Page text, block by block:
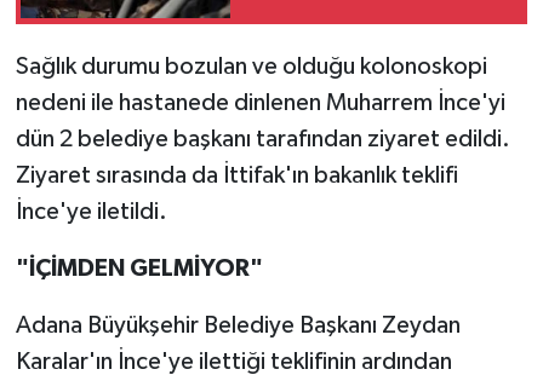
Sağlık durumu bozulan ve olduğu kolonoskopi
nedeni ile hastanede dinlenen Muharrem İnce'yi
dün 2 belediye başkanı tarafından ziyaret edildi.
Ziyaret sırasında da İttifak'ın bakanlık teklifi
İnce'ye iletildi.
"İÇİMDEN GELMİYOR"
Adana Büyükşehir Belediye Başkanı Zeydan
Karalar'ın İnce'ye ilettiği teklifinin ardından